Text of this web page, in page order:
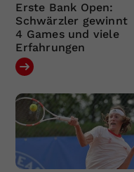
Erste Bank Open:
Schwärzler gewinnt
4 Games und viele
Erfahrungen